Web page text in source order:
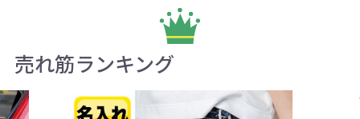
売れ筋ランキング